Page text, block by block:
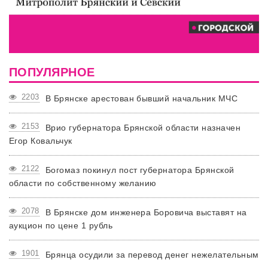
ПОПУЛЯРНОЕ
2203 В Брянске арестован бывший начальник МЧС
2153
Врио губернатора Брянской области назначен
Егор Ковальчук
2122
Богомаз покинул пост губернатора Брянской
области по собственному желанию
2078
В Брянске дом инженера Боровича выставят на
аукцион по цене 1 рубль
1901
Брянца осудили за перевод денег нежелательным